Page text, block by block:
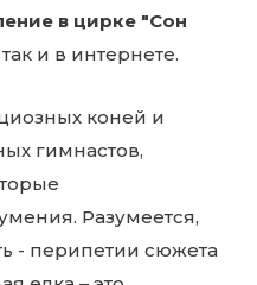
в цирке "Сон
и в интернете.
коней и
гимнастов,
Разумеется,
- перипетии сюжета